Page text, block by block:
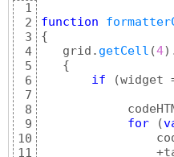
1
2
3
4
5
6
7
8
9
10
11
function
{
   grid.
getCell (4)
{
if
(widget
for
(